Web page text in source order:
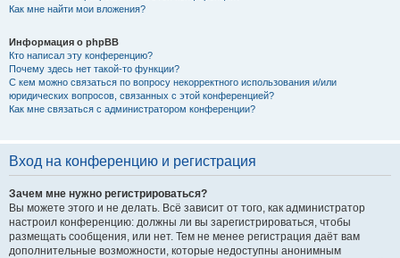
Как мне найти мои вложения?
Информация о phpBB
Кто написал эту конференцию?
Почему здесь нет такой-то функции?
С кем можно связаться по вопросу некорректного использования и/или
юридических вопросов, связанных с этой конференцией?
Как мне связаться с администратором конференции?
Вход на конференцию и регистрация
Зачем мне нужно регистрироваться?
Вы можете этого и не делать. Всё зависит от того, как администратор
настроил конференцию: должны ли вы зарегистрироваться, чтобы
размещать сообщения, или нет. Тем не менее регистрация даёт вам
дополнительные возможности, которые недоступны анонимным